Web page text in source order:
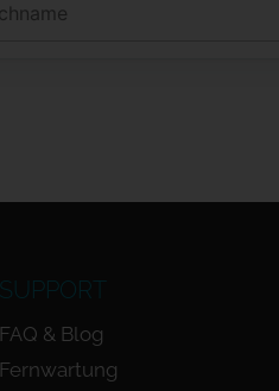
SUPPORT
FAQ & Blog
Fernwartung